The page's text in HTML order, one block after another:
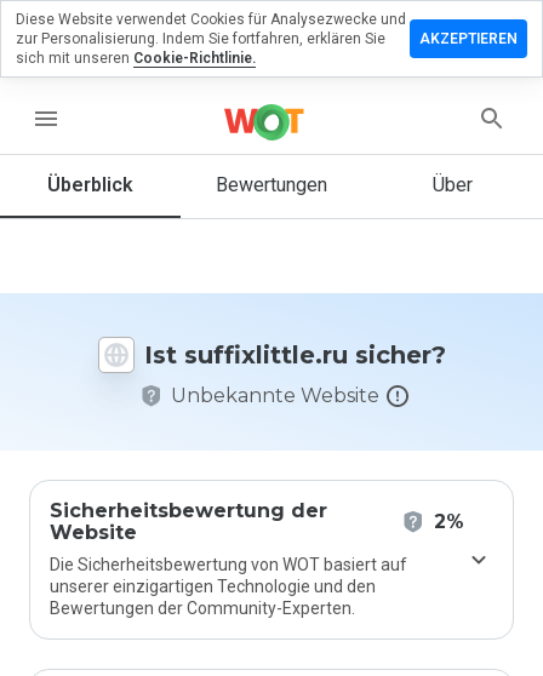
menu
Überblick Bewertungen Über
Ist suffixlittle.ru sicher?
Unbekannte Website
Sicherheitsbewertung der
Website
2%
Die Sicherheitsbewertung von WOT basiert auf
unserer einzigartigen Technologie und den
Bewertungen der Community-Experten.
eine
würden
Skala von
Diese Website verwendet Cookies für Analysezwecke und
zur Personalisierung. Indem Sie fortfahren, erklären Sie
sich mit unseren Cookie-Richtlinie.
AKZEPTIEREN